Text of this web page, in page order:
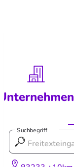
Suchbegriff